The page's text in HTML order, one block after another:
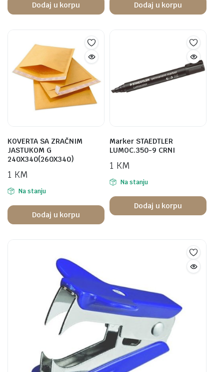
Dodaj u korpu Dodaj u korpu
KOVERTA SA ZRAČNIM
JASTUKOM G
240X340(260X340)
1 KM
Na stanju
Dodaj u korpu
Marker STAEDTLER
LUMOC.350-9 CRNI
1 KM
Na stanju
Dodaj u korpu